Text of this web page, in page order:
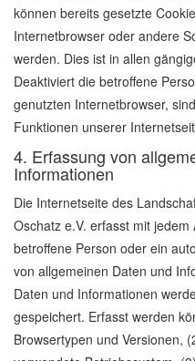
können bereits gesetzte
Internetbrowser oder andere
werden. Dies ist in allen
Deaktiviert die betroffene
genutzten Internetbrowser,
Funktionen unserer
4. Erfassung von
Informationen
Die Internetseite des
Oschatz e.V. erfasst mit
betroffene Person oder ein
von allgemeinen Daten und
Daten und Informationen
gespeichert. Erfasst werden
Browsertypen und Versionen,